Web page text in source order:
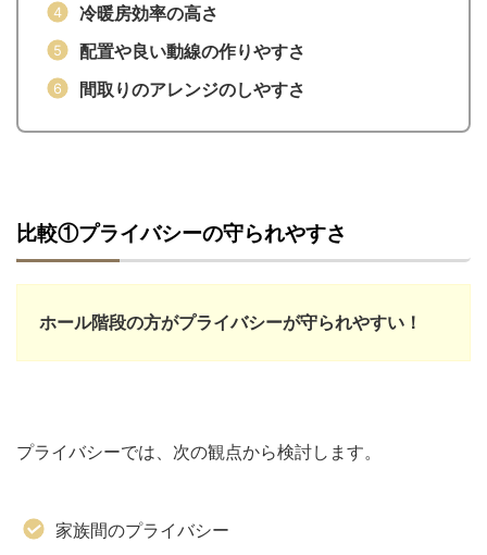
冷暖房効率の高さ
配置や良い動線の作りやすさ
間取りのアレンジのしやすさ
比較①プライバシーの守られやすさ
ホール階段の方がプライバシーが守られやすい！
プライバシーでは、次の観点から検討します。
家族間のプライバシー